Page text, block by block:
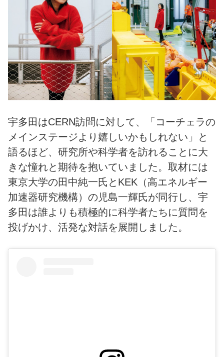
宇多田はCERN訪問に対して、「コーチェラの
メインステージより嬉しいかもしれない」と
語るほど、研究所や科学者を訪れることに大
きな憧れと期待を抱いていました。取材には
東京大学の田中純一氏とKEK（高エネルギー
加速器研究機構）の児島一輝氏が同行し、宇
多田は誰よりも積極的に科学者たちに質問を
投げかけ、活発な対話を展開しました。